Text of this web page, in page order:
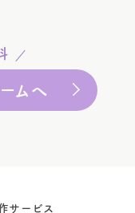
ムへ
サービス